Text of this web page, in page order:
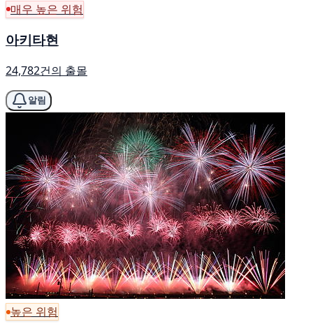
매우 높은 위험
아키타현
24,782건의 출몰
알림
높은 위험